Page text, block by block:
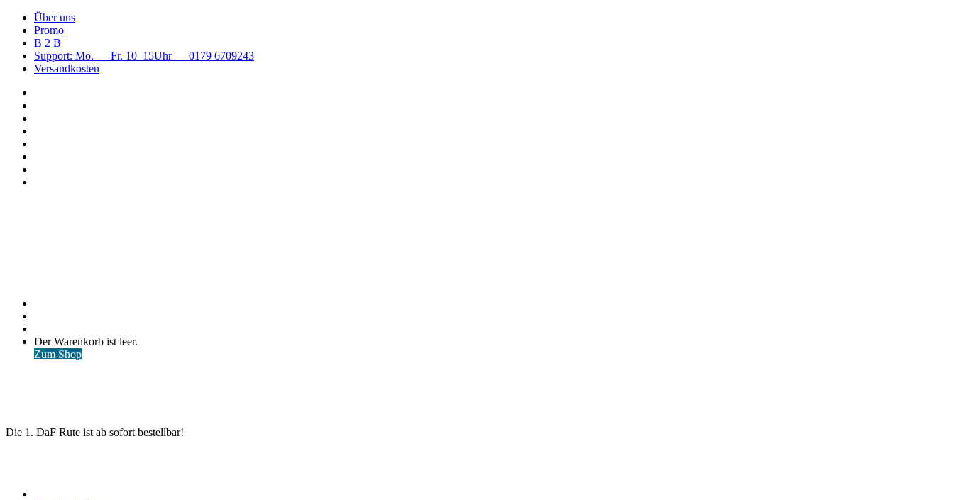
Über uns
Promo
B 2 B
Support: Mo. — Fr. 10–15Uhr — 0179 6709243
Versandkosten
Warenkorb
ansehen
Der Warenkorb ist leer.
Zum Shop
Die 1. DaF Rute ist ab sofort bestellbar!